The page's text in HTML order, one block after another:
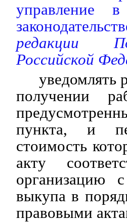
управление
редакции
Российской
уведомлять
получении
пункта, и
стоимость
акту
организацию
выкупа в
правовыми